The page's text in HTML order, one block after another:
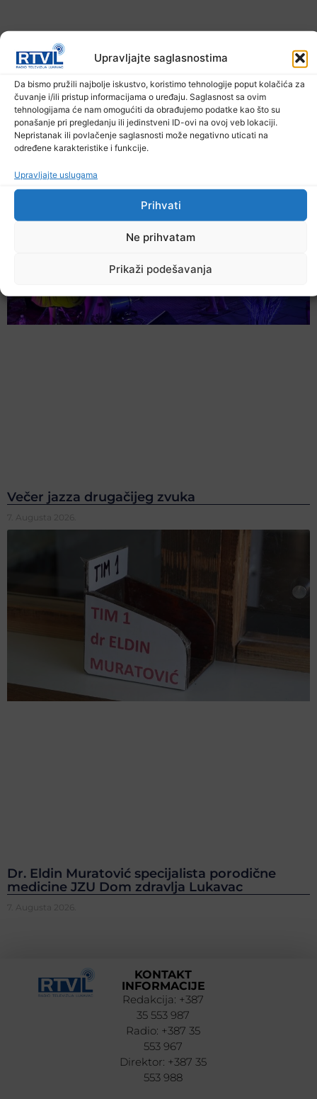
Upravljajte saglasnostima
Da bismo pružili najbolje iskustvo, koristimo tehnologije poput kolačića za
čuvanje i/ili pristup informacijama o uređaju. Saglasnost sa ovim
tehnologijama će nam omogućiti da obrađujemo podatke kao što su
ponašanje pri pregledanju ili jedinstveni ID-ovi na ovoj veb lokaciji.
Nepristanak ili povlačenje saglasnosti može negativno uticati na
određene karakteristike i funkcije.
Upravljajte uslugama
Prihvati
Ne prihvatam
Prikaži podešavanja
U TK povećan broj požara
7. Augusta 2026.
Večer jazza drugačijeg zvuka
7. Augusta 2026.
Dr. Eldin Muratović specijalista porodične
medicine JZU Dom zdravlja Lukavac
7. Augusta 2026.
KONTAKT
INFORMACIJE
Redakcija: +387
35 553 987
Radio: +387 35
553 967
Direktor: +387 35
553 988